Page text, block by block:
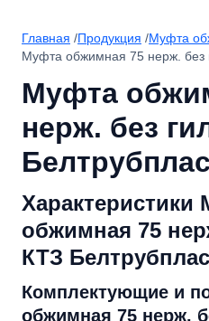
Главная /Продукция /Муфта
Муфта обжимная 75 нерж. без
Муфта
нерж. без
Характеристики
обжимная 75
КТЗ
Комплектующие и
обжимная 75 нерж.